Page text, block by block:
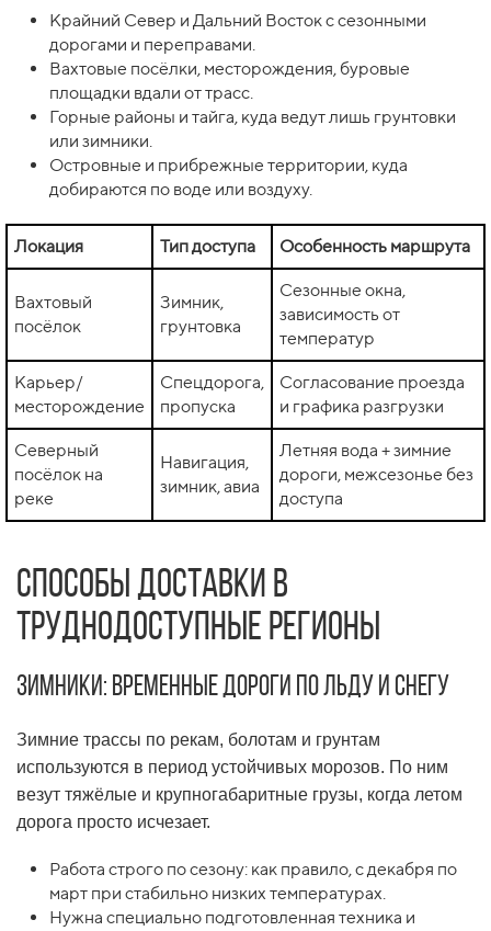
Крайний Север и Дальний Восток с сезонными
дорогами и переправами.
Вахтовые посёлки, месторождения, буровые
площадки вдали от трасс.
Горные районы и тайга, куда ведут лишь грунтовки
или зимники.
Островные и прибрежные территории, куда
добираются по воде или воздуху.
Локация Тип доступа Особенность маршрута
Вахтовый
посёлок
Зимник,
грунтовка
Сезонные окна,
зависимость от
температур
Карьер/
месторождение
Спецдорога,
пропуска
Согласование проезда
и графика разгрузки
Северный
посёлок на
реке
Навигация,
зимник, авиа
Летняя вода + зимние
дороги, межсезонье без
доступа
Способы доставки в
труднодоступные регионы
Зимники: временные дороги по льду и снегу
Зимние трассы по рекам, болотам и грунтам
используются в период устойчивых морозов. По ним
везут тяжёлые и крупногабаритные грузы, когда летом
дорога просто исчезает.
Работа строго по сезону: как правило, с декабря по
март при стабильно низких температурах.
Нужна специально подготовленная техника и